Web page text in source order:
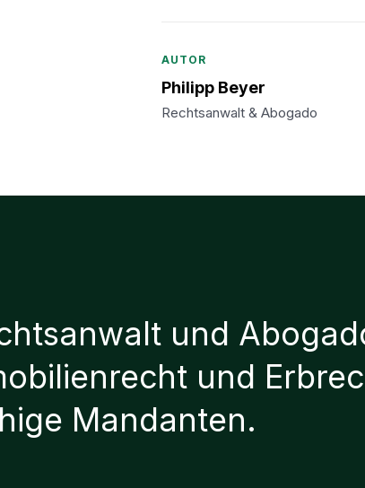
AUTOR
Philipp Beyer
Rechtsanwalt & Abogado
und
und
Mandanten.